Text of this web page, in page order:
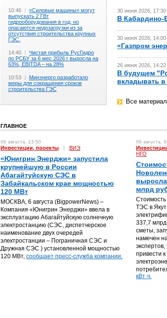
10:46 | «Силовые машины» могут
выпускать 2 ГВт
гидрооборудования в год, но
опасаются недозагрузки из за
отсутствия строительства крупных
ГЭС.
14:40 | Чистая прибыль РусГидро
по РСБУ за 6 мес 2026 г выросла на
63%, EBITDA – на 28%
10:53 | Минэнерго разработало
меры для сокращения сроков
строительства ГЭС
30 июня 2026, 17:30
В Кабардино-
30 июня 2026, 14:00
«Газпром
26 июня 2026, 14:22
В будущем
вкладывать в
Все
ГЛАВНОЕ
06 августа, 13:50
Инвестиции, проекты | ВИЭ
«Юнигрин Энерджи» запустила
крупнейшую в России
Абагайтуйскую СЭС в
Забайкальском крае мощностью
120 МВт
МОСКВА, 6 августа (BigpowerNews) –
Компания «Юнигрин Энерджи» ввела в
эксплуатацию Абагайтуйскую солнечную
электростанцию (СЭС, диспетчерское
наименование двух очередей
электростанции – Пограничная СЭС и
Дружная СЭС ) установленной мощностью
120 МВт, сообщает пресс-служба компании.
06 августа,
НГО
выросла
млрд
Стоимость
ТЭС в
337,7
сметы,
намечен
привести
кВт·ч.